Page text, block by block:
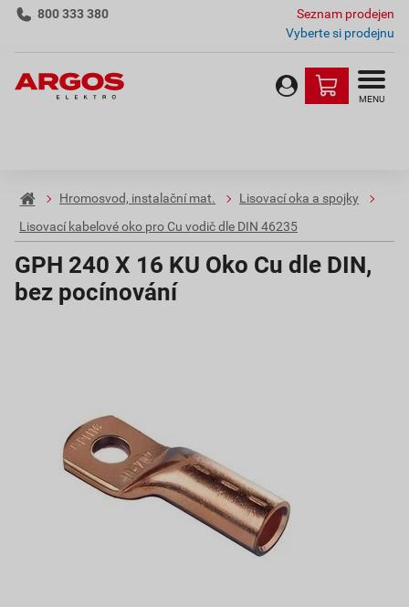
800 333 380
Seznam prodejen
Vyberte si prodejnu
MENU
Hromosvod, instalační mat.
Lisovací oka a spojky
Lisovací kabelové oko pro Cu vodič dle DIN 46235
GPH 240 X 16 KU Oko Cu dle DIN,
bez pocínování